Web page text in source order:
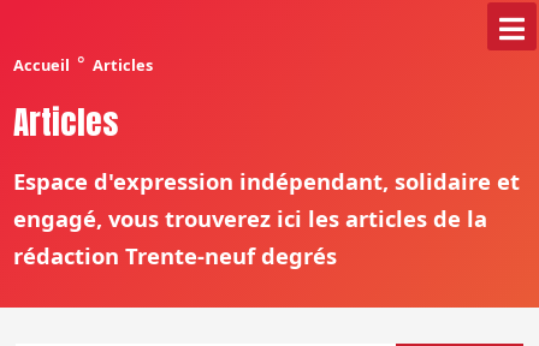
Accueil ° Articles
Articles
Espace d'expression indépendant, solidaire et
engagé, vous trouverez ici les articles de la
rédaction Trente-neuf degrés